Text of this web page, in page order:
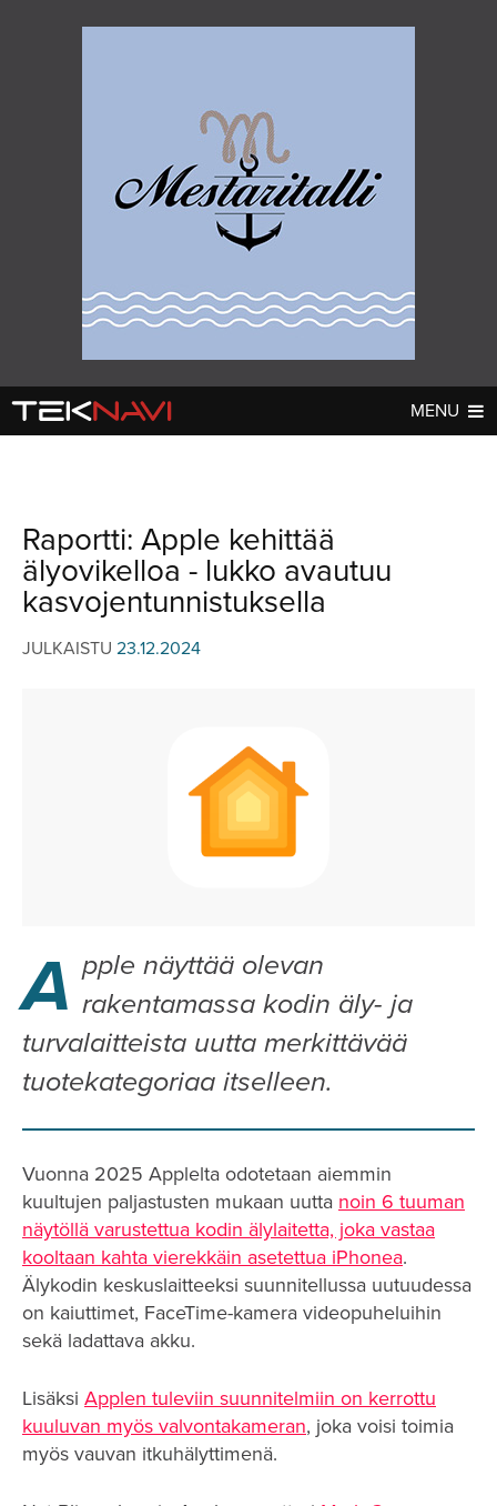
MENU
AJETUT
KOMMENTTI
HUHUT
TESTIT
KOMMENTTI
KILPAILUT
Hae
Raportti: Apple kehittää
älyovikelloa - lukko avautuu
kasvojentunnistuksella
JULKAISTU 23.12.2024
A pple näyttää olevan
rakentamassa kodin äly- ja
turvalaitteista uutta merkittävää
tuotekategoriaa itselleen.
Vuonna 2025 Applelta odotetaan aiemmin
kuultujen paljastusten mukaan uutta noin 6 tuuman
näytöllä varustettua kodin älylaitetta, joka vastaa
kooltaan kahta vierekkäin asetettua iPhonea.
Älykodin keskuslaitteeksi suunnitellussa uutuudessa
on kaiuttimet, FaceTime-kamera videopuheluihin
sekä ladattava akku.
Lisäksi Applen tuleviin suunnitelmiin on kerrottu
kuuluvan myös valvontakameran, joka voisi toimia
myös vauvan itkuhälyttimenä.